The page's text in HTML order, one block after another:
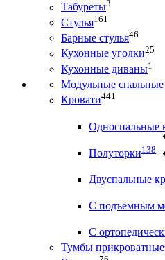
Табуреты3
Стулья161
Барные стулья46
Кухонные уголки25
Кухонные диваны1
Модульные
Кровати441
Односпальные
Полуторки138
Двуспальные
С подъемным
С
Тумбы прикроватные